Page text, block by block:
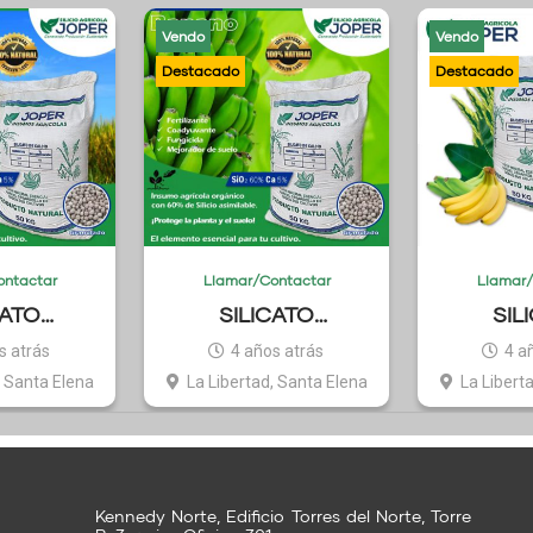
JOPER
atrás
Santa Elena
Vendo
Llamar/Contactar
SILICATO
AGRÍCOLA JOPER
BANANO
4 años atrás
La Libertad, Santa Elena
Vendo
4
La
Kennedy Norte, Edificio Torres del Norte, Torre